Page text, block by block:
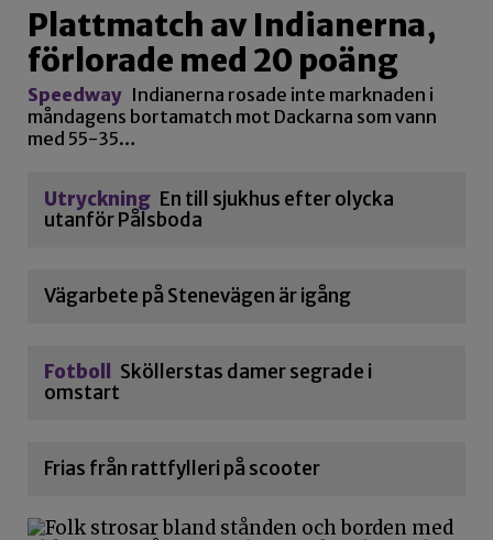
Plattmatch av Indianerna,
förlorade med 20 poäng
Speedway Indianerna rosade inte marknaden i
måndagens bortamatch mot Dackarna som vann
med 55-35…
Utryckning En till sjukhus efter olycka
utanför Pålsboda
Vägarbete på Stenevägen är igång
Fotboll
Sköllerstas damer segrade i
omstart
Frias från rattfylleri på scooter